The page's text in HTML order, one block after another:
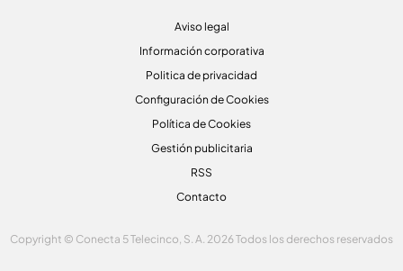
Aviso legal
Información corporativa
Politica de privacidad
Configuración de Cookies
Política de Cookies
Gestión publicitaria
RSS
Contacto
Copyright © Conecta 5 Telecinco, S. A. 2026 Todos los derechos reservados